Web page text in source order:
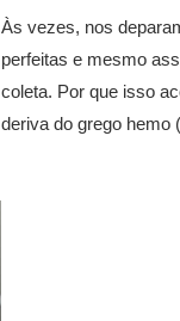
Às vezes, nos
perfeitas e mesmo
coleta. Por que isso
deriva do grego hemo